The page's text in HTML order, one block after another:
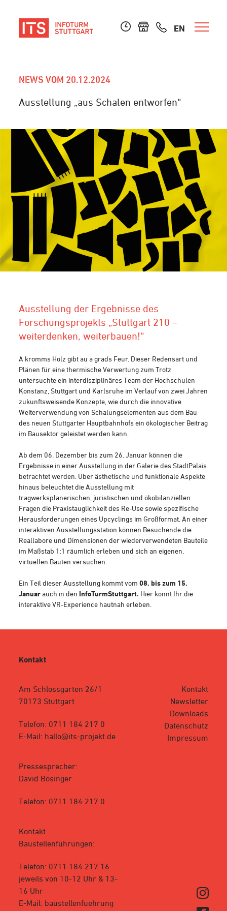
EN
NEWS VOM 20.12.2024
Ausstellung „aus Schalen entworfen“
Ausstellung der Ergebnisse des
Forschungsprojekts „Stuttgart 210 –
weiterdenken, weiterbauen!“
A kromms Holz gibt au a grads Feur. Dieser Redensart und
Plänen für eine thermische Verwertung zum Trotz
untersuchte ein interdisziplinäres Team der Hochschulen
Konstanz, Stuttgart und Karlsruhe im Verlauf von zwei Jahren
zukunftsweisende Konzepte, wie durch die innovative
Weiterverwendung von Schalungselementen aus dem Bau
des neuen Stuttgarter Hauptbahnhofs ein ökologischer Beitrag
im Bausektor geleistet werden kann.
Ab dem 06. Dezember bis zum 26. Januar können die
Ergebnisse in einer Ausstellung in der Galerie des StadtPalais
betrachtet werden. Über ästhetische und funktionale Aspekte
hinaus beleuchtet die Ausstellung mit
tragwerksplanerischen, juristischen und ökobilanziellen
Fragen die Praxistauglichkeit des Re-Use sowie spezifische
Herausforderungen eines Upcyclings im Großformat.An einer
interaktiven Ausstellungsstation können Besuchende die
Reallabore und Dimensionen der wiederverwendeten Bauteile
im Maßstab 1:1 räumlich erleben und sich an eigenen,
virtuellen Bauten versuchen.
Ein Teil dieser Ausstellung kommt vom 08. bis zum 15.
Januar auch in den InfoTurmStuttgart. Hier könnt Ihr die
interaktive VR-Experience hautnah erleben.
Kontakt
Am Schlossgarten 26/1
70173 Stuttgart
Telefon: 0711 184 217 0
E-Mail: hallo@its-projekt.de
Pressesprecher:
David Bösinger
Telefon: 0711 184 217 0
Kontakt
Baustellenführungen:
Telefon: 0711 184 217 16
jeweils von 10-12 Uhr & 13-
16 Uhr
E-Mail: baustellenfuehrung
Kontakt
Newsletter
Downloads
Datenschutz
Impressum